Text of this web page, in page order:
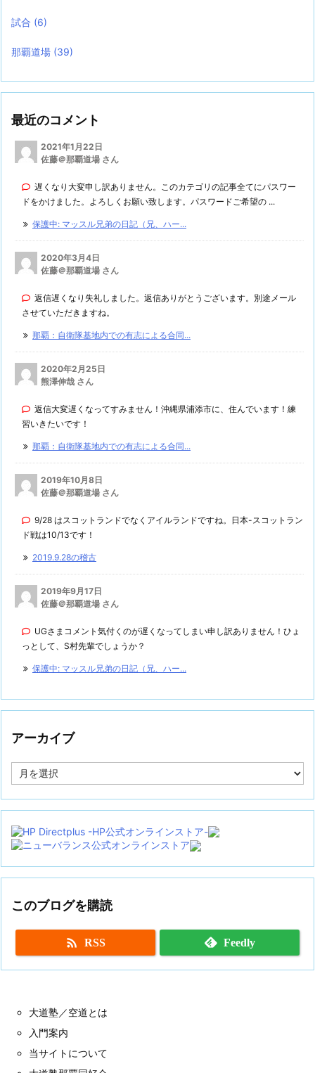
試合 (6)
那覇道場 (39)
最近のコメント
2021年1月22日
佐藤＠那覇道場 さん
遅くなり大変申し訳ありません。このカテゴリの記事全てにパスワー
ドをかけました。よろしくお願い致します。パスワードご希望の ...
保護中: マッスル兄弟の日記（兄、ハー...
2020年3月4日
佐藤＠那覇道場 さん
返信遅くなり失礼しました。返信ありがとうございます。別途メール
させていただきますね。
那覇：自衛隊基地内での有志による合同...
2020年2月25日
熊澤伸哉 さん
返信大変遅くなってすみません！沖縄県浦添市に、住んでいます！練
習いきたいです！
那覇：自衛隊基地内での有志による合同...
2019年10月8日
佐藤＠那覇道場 さん
9/28 はスコットランドでなくアイルランドですね。日本-スコットラン
ド戦は10/13です！
2019.9.28の稽古
2019年9月17日
佐藤＠那覇道場 さん
UGさまコメント気付くのが遅くなってしまい申し訳ありません！ひょ
っとして、S村先輩でしょうか？
保護中: マッスル兄弟の日記（兄、ハー...
アーカイブ
ー
イ
このブログを購読
 RSS Feedly
大道塾／空道とは
入門案内
当サイトについて